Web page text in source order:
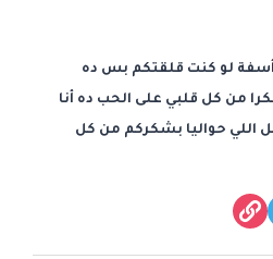
أسفة لو كنت قلقتكم بس ده
من كل قلبي على الحب ده أنا
اللي حواليا بشكركم من كل